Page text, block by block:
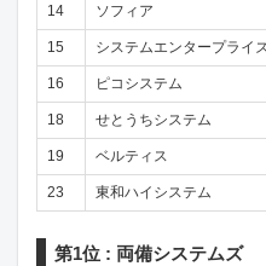
14 ソフィア
15 システムエンタープライ
16 ピコシステム
18 せとうちシステム
19 ベルティス
23 東和ハイシステム
第1位 : 両備システムズ